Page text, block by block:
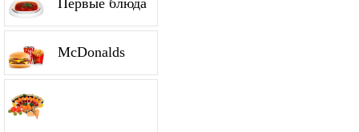
Первые блюда
McDonalds